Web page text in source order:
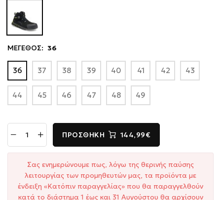
ΜΕΓΕΘΟΣ: 36
36 37 38 39 40 41 42 43
44 45 46 47 48 49
ΠΡΟΣΘΉΚΗ 144,99€
Σας ενημερώνουμε πως, λόγω της θερινής παύσης
λειτουργίας των προμηθευτών μας, τα προϊόντα με
ένδειξη «Κατόπιν παραγγελίας» που θα παραγγελθούν
κατά το διάστημα 1 έως και 31 Αυγούστου θα αρχίσουν